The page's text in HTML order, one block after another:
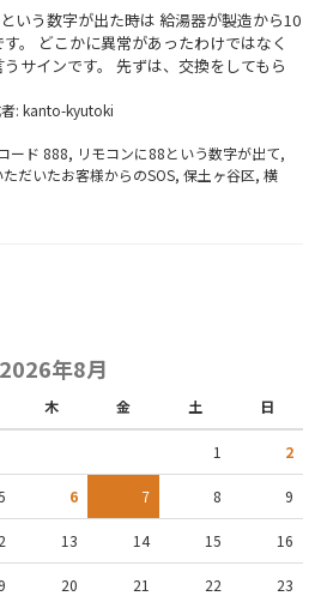
いう数字が出た時は 給湯器が製造から10
。 どこかに異常があったわけではなく
サインです。 先ずは、交換をしてもら
: kanto-kyutoki
ード 888, リモコンに88という数字が出て,
だいたお客様からのSOS, 保土ヶ谷区, 横
2026年8月
木 金 土 日
1 2
6 7 8 9
13 14 15 16
20 21 22 23